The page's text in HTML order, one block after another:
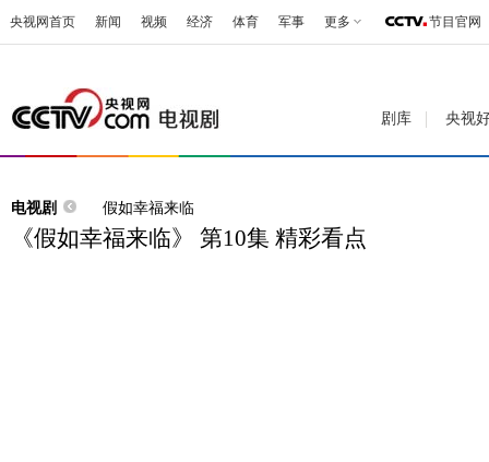
央视网首页 新闻 视频 经济 体育 军事 更多 节目官网
剧库 央视
电视剧 假如幸福来临
《假如幸福来临》 第10集 精彩看点